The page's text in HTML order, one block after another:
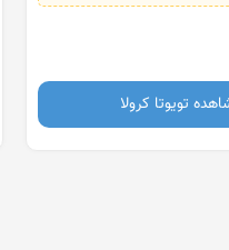
تویوتا کرولا